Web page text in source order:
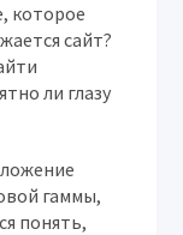
которое
сайт?
ли глазу
гаммы,
понять,